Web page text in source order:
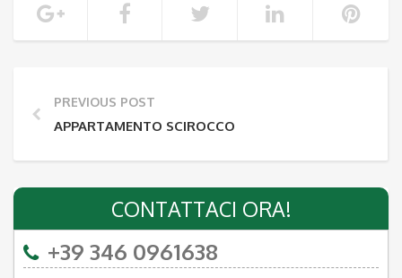
PREVIOUS POST
APPARTAMENTO SCIROCCO
CONTATTACI ORA!
+39 346 0961638